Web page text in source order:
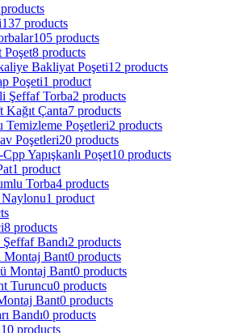
137 products
105 products
Poşet8 products
Bakliyat Poşeti12 products
Poşeti1 product
Şeffaf Torba2 products
Kağıt Çanta7 products
Temizleme Poşetleri2 products
Poşetleri20 products
Yapışkanlı Poşet10 products
1 product
Torba4 products
1 product
8 products
Bandı2 products
Montaj Bant0 products
Montaj Bant0 products
Turuncu0 products
Bant0 products
Bandı0 products
10 products